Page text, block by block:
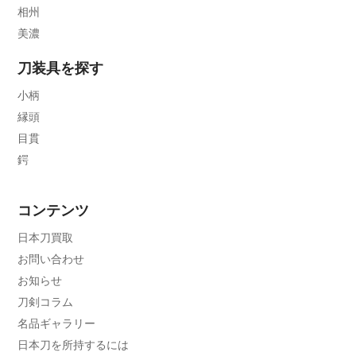
相州
美濃
刀装具を探す
小柄
縁頭
目貫
鍔
コンテンツ
日本刀買取
お問い合わせ
お知らせ
刀剣コラム
名品ギャラリー
日本刀を所持するには